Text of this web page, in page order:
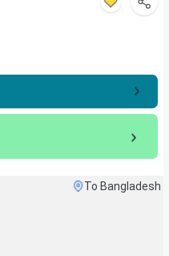
To Bangladesh